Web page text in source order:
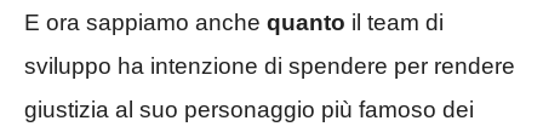
E ora sappiamo anche quanto il team di
sviluppo ha intenzione di spendere per rendere
giustizia al suo personaggio più famoso dei